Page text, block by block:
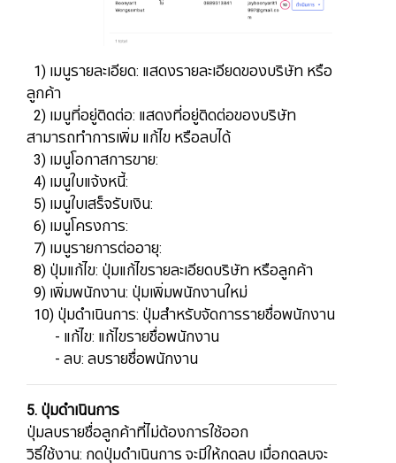
1) เมนูรายละเอียด: แสดงรายละเอียดของบริษัท หรือ
ลูกค้า
2) เมนูที่อยู่ติดต่อ: แสดงที่อยู่ติดต่อของบริษัท
สามารถทำการเพิ่ม แก้ไข หรือลบได้
3) เมนูโอกาสการขาย:
4) เมนูใบแจ้งหนี้:
5) เมนูใบเสร็จรับเงิน:
6) เมนูโครงการ:
7) เมนูรายการต่ออายุ:
8) ปุ่มแก้ไข: ปุ่มแก้ไขรายละเอียดบริษัท หรือลูกค้า
9) เพิ่มพนักงาน: ปุ่มเพิ่มพนักงานใหม่
​​​​​​​ 10) ปุ่มดำเนินการ: ปุ่มสำหรับจัดการรายชื่อพนักงาน
- แก้ไข: แก้ไขรายชื่อพนักงาน
​​​​​​​ - ลบ: ลบรายชื่อพนักงาน
5. ปุ่มดำเนินการ
ปุ่มลบรายชื่อลูกค้าที่ไม่ต้องการใช้ออก
วิธีใช้งาน: กดปุ่มดำเนินการ จะมีให้กดลบ เมื่อกดลบจะ